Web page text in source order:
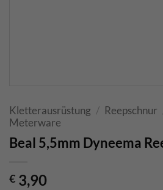
Kletterausrüstung / Reepschnur
Meterware
Beal 5,5mm Dyneema
€ 3,90